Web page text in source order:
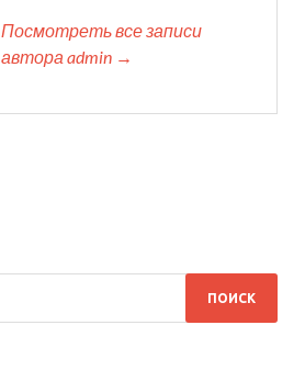
Посмотреть все записи
автора admin →